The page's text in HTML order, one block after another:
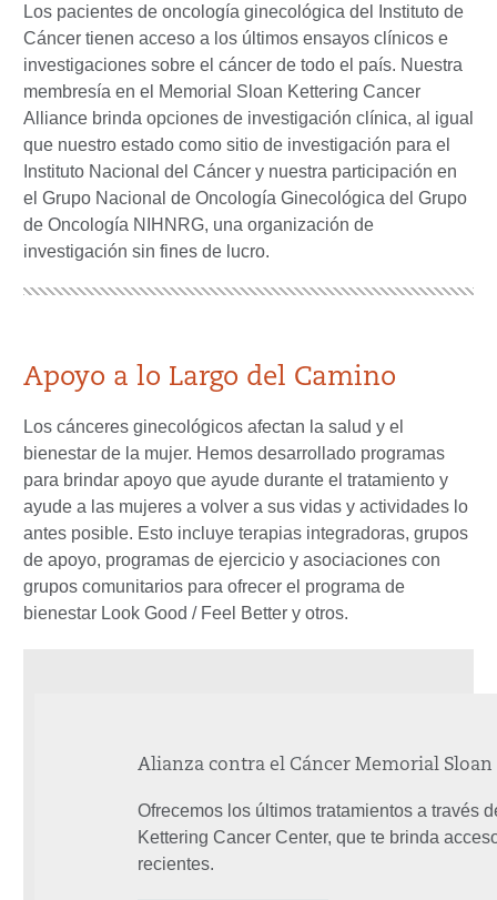
Los pacientes de oncología ginecológica del Instituto de
Cáncer tienen acceso a los últimos ensayos clínicos e
investigaciones sobre el cáncer de todo el país. Nuestra
membresía en el Memorial Sloan Kettering Cancer
Alliance brinda opciones de investigación clínica, al igual
que nuestro estado como sitio de investigación para el
Instituto Nacional del Cáncer y nuestra participación en
el Grupo Nacional de Oncología Ginecológica del Grupo
de Oncología NIHNRG, una organización de
investigación sin fines de lucro.
Apoyo a lo Largo del Camino
Los cánceres ginecológicos afectan la salud y el
bienestar de la mujer. Hemos desarrollado programas
para brindar apoyo que ayude durante el tratamiento y
ayude a las mujeres a volver a sus vidas y actividades lo
antes posible. Esto incluye terapias integradoras, grupos
de apoyo, programas de ejercicio y asociaciones con
grupos comunitarios para ofrecer el programa de
bienestar Look Good / Feel Better y otros.
Alianza contra el Cáncer Memorial
Ofrecemos los últimos tratamientos a través
Kettering Cancer Center, que te brinda
recientes.